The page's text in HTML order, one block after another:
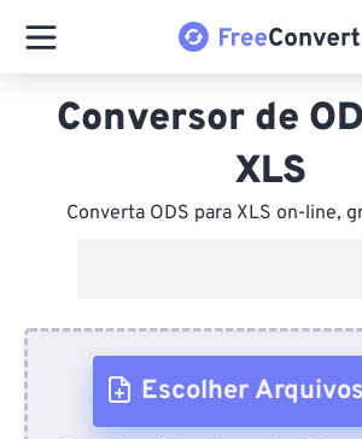
Conversor de
XLS
Converta ODS para XLS on-line,
Escolher Arquivos